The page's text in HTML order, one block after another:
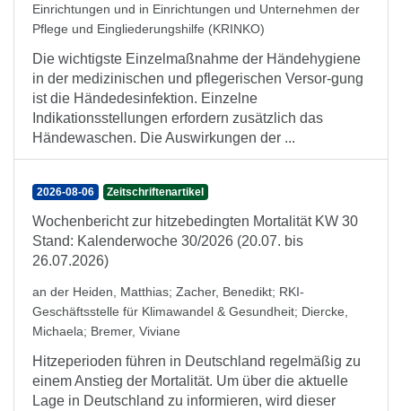
Einrichtungen und in Einrichtungen und Unternehmen der
Pflege und Eingliederungshilfe (KRINKO)
Die wichtigste Einzelmaßnahme der Händehygiene
in der medizinischen und pflegerischen Versor-gung
ist die Händedesinfektion. Einzelne
Indikationsstellungen erfordern zusätzlich das
Händewaschen. Die Auswirkungen der ...
2026-08-06 Zeitschriftenartikel
Wochenbericht zur hitzebedingten Mortalität KW 30
Stand: Kalenderwoche 30/2026 (20.07. bis
26.07.2026)
an der Heiden, Matthias; Zacher, Benedikt; RKI-
Geschäftsstelle für Klimawandel & Gesundheit; Diercke,
Michaela; Bremer, Viviane
Hitzeperioden führen in Deutschland regelmäßig zu
einem Anstieg der Mortalität. Um über die aktuelle
Lage in Deutschland zu informieren, wird dieser